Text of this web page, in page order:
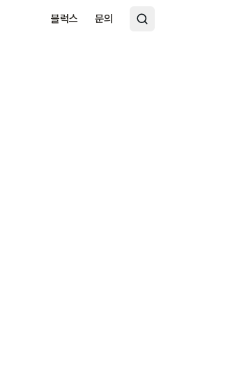
블럭스 문의